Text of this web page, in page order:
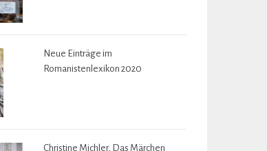
Neue Einträge im
Romanistenlexikon 2020
Christine Michler, Das Märchen